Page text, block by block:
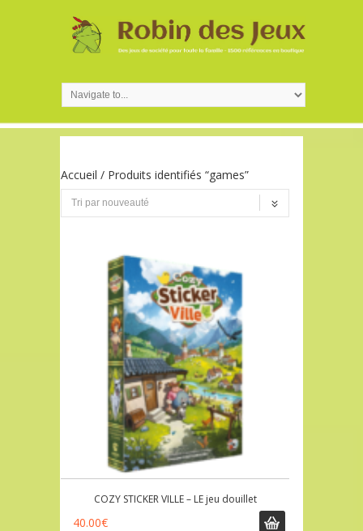
Accueil / Produits identifiés “games”
COZY STICKER VILLE – LE jeu douillet
40.00€